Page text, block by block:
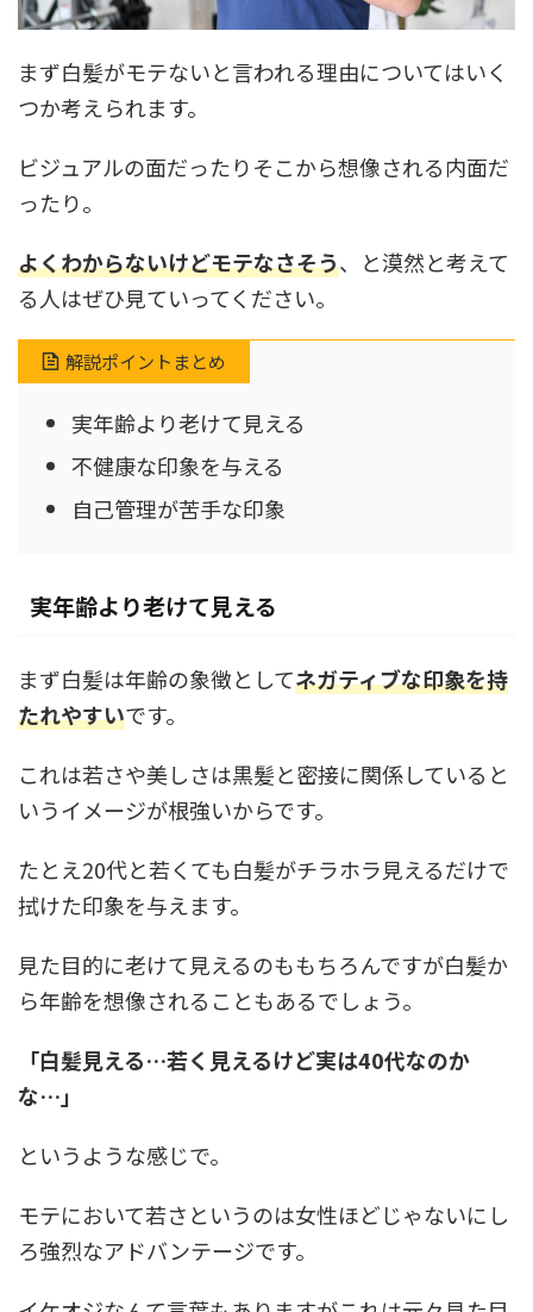
まず白髪がモテないと言われる理由についてはいく
つか考えられます。
ビジュアルの面だったりそこから想像される内面だ
ったり。
よくわからないけどモテなさそう、と漠然と考えて
る人はぜひ見ていってください。
解説ポイントまとめ
実年齢より老けて見える
不健康な印象を与える
自己管理が苦手な印象
実年齢より老けて見える
まず白髪は年齢の象徴としてネガティブな印象を持
たれやすいです。
これは若さや美しさは黒髪と密接に関係していると
いうイメージが根強いからです。
たとえ20代と若くても白髪がチラホラ見えるだけで
拭けた印象を与えます。
見た目的に老けて見えるのももちろんですが白髪か
ら年齢を想像されることもあるでしょう。
「白髪見える…若く見えるけど実は40代なのか
な…」
というような感じで。
モテにおいて若さというのは女性ほどじゃないにし
ろ強烈なアドバンテージです。